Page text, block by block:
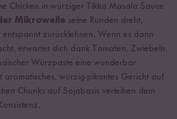
Chicken in würziger Tikka Masala Sauce
Mikrowelle seine Runden dreht,
zurücklehnen. Wenn es dann
erwartet dich dank Tomaten, Zwiebeln,
Würzpaste eine wunderbar
aromatisches, würzig-pikantes Gericht auf
Chunks auf Sojabasis verleihen dem